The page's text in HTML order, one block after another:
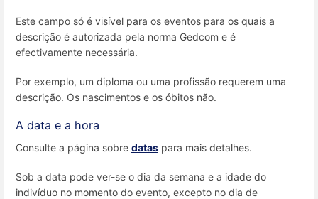
Este campo só é visível para os eventos para os quais a
descrição é autorizada pela norma Gedcom e é
efectivamente necessária.
Por exemplo, um diploma ou uma profissão requerem uma
descrição. Os nascimentos e os óbitos não.
A data e a hora
Consulte a página sobre datas para mais detalhes.
Sob a data pode ver-se o dia da semana e a idade do
indivíduo no momento do evento, excepto no dia de